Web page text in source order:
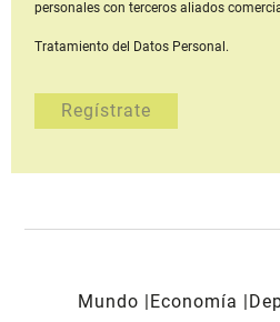
personales con terceros aliados
Tratamiento del Datos Personal.
Mundo Economía